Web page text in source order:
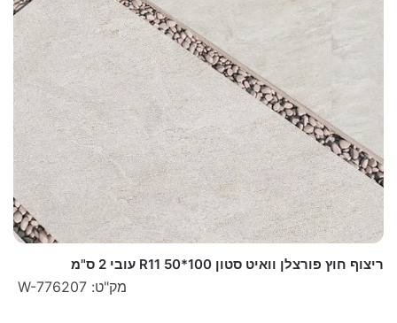
ריצוף חוץ פורצלן וואיט סטון 100*50 R11 עובי 2 ס"מ
מק"ט: W-776207